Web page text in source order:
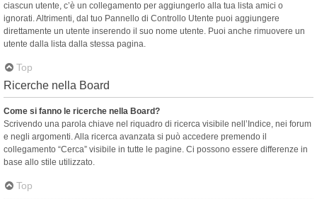
ciascun utente, c’è un collegamento per aggiungerlo alla tua lista amici o
ignorati. Altrimenti, dal tuo Pannello di Controllo Utente puoi aggiungere
direttamente un utente inserendo il suo nome utente. Puoi anche rimuovere un
utente dalla lista dalla stessa pagina.
Top
Ricerche nella Board
Come si fanno le ricerche nella Board?
Scrivendo una parola chiave nel riquadro di ricerca visibile nell’Indice, nei forum
e negli argomenti. Alla ricerca avanzata si può accedere premendo il
collegamento “Cerca” visibile in tutte le pagine. Ci possono essere differenze in
base allo stile utilizzato.
Top